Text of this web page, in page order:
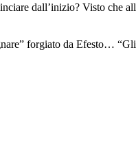
dall’inizio? Visto che
forgiato da Efesto…